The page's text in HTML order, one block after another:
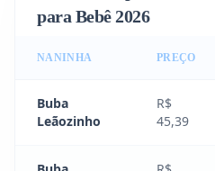
para Bebê 2026
NANINHA PREÇO
Buba
Leãozinho
R$
45,39